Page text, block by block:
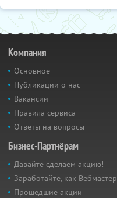
Компания
Основное
Публикации о нас
Вакансии
Правила сервиса
Ответы на вопросы
Бизнес-Партнёрам
Давайте сделаем акцию!
Заработайте, как Вебмастер
Прошедшие акции